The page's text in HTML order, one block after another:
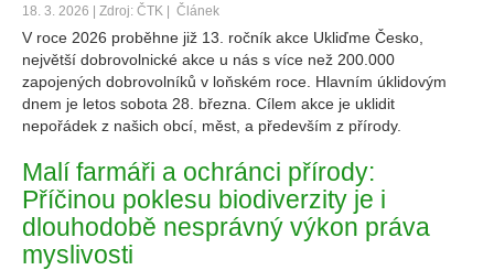
18. 3. 2026 | Zdroj: ČTK | Článek
V roce 2026 proběhne již 13. ročník akce Ukliďme Česko,
největší dobrovolnické akce u nás s více než 200.000
zapojených dobrovolníků v loňském roce. Hlavním úklidovým
dnem je letos sobota 28. března. Cílem akce je uklidit
nepořádek z našich obcí, měst, a především z přírody.
Malí farmáři a ochránci přírody:
Příčinou poklesu biodiverzity je i
dlouhodobě nesprávný výkon práva
myslivosti